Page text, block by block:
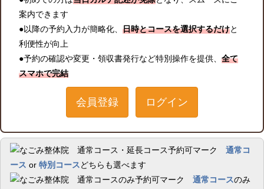
案内できます
●以降の予約入力が簡略化、 日時とコースを選択するだけと
利便性が向上
●予約の確認や変更・領収書発行など特別操作を提供、 全て
スマホで完結
会員登録 ログイン
通常コ
ース or 特別コースどちらも選べます
通常コースのみ